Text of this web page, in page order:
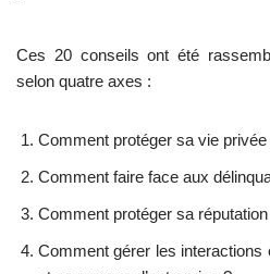
Ces 20 conseils ont été
selon quatre axes :
Comment protéger sa vie
Comment faire face aux
Comment protéger sa
Comment gérer les interactions